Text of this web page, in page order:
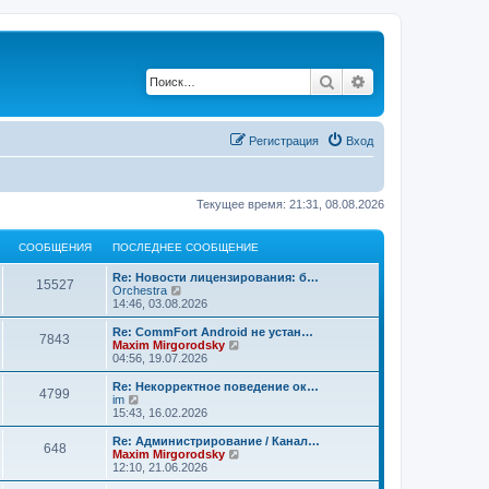
Поиск
Вход
Регистрация
Текущее время: 21:31, 08.08.2026
СООБЩЕНИЯ ПОСЛЕДНЕЕ СООБЩЕНИЕ
15527
Re: Новости лицензирования: б…
Orchestra
е
р
е
й
т
п
о
с
е
д
н
е
14:46, 03.08.2026
7843
Re: CommFort Android не устан…
Maxim Mirgorodsky
р
е
п
04:56, 19.07.2026
4799
Re: Некорректное поведение ок…
im
е
р
е
й
т
и
15:43, 16.02.2026
648
Re: Администрирование / Канал…
Maxim Mirgorodsky
р
12:10, 21.06.2026